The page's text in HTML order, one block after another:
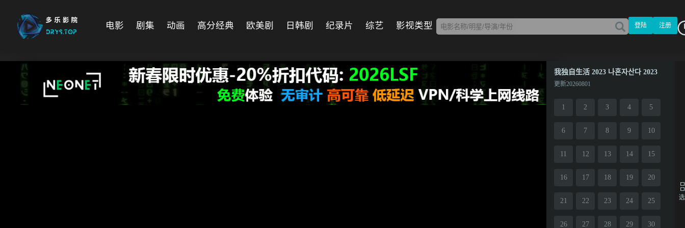
电影 剧集 动画 高分经典 欧美剧 日韩剧 纪录片 综艺 影视类型 登陆 注册
我独自生活 2023 나혼자산다 2023
更新20260801
1 2 3 4 5
6 7 8 9 10
11 12 13 14 15
16 17 18 19 20
21 22 23 24 25
26 27 28 29 30